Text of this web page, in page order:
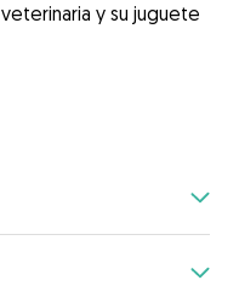
y su juguete